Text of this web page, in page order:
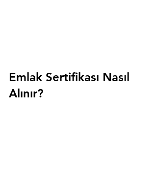
Emlak Sertifikası Nasıl
Alınır?